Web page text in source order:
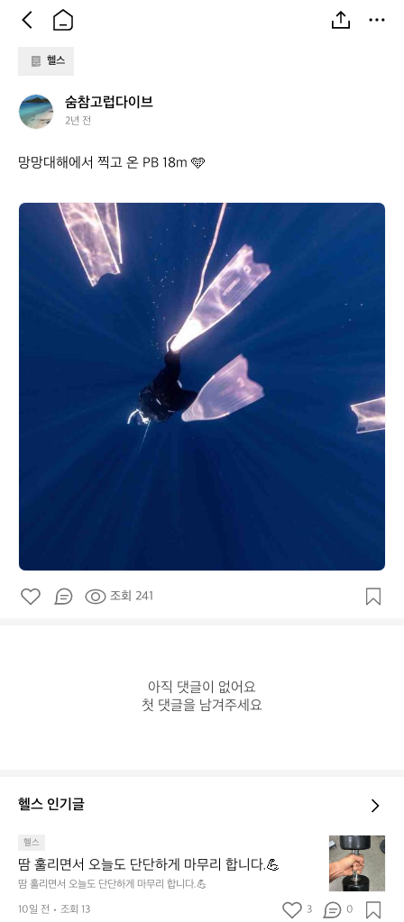
헬스
숨
참
럽
다
브
숨참고럽다이브
2년 전
망망대해에서 찍고 온 PB 18m 🩵
숨
조회 241
아직 댓글이 없어요
첫 댓글을 남겨주세요
헬스 인기글
헬스
땀 훌리면서 오늘도 단단하게 마무리 합니다.💪
땀 훌리면서 오늘도 단단하게 마무리 합니다.💪
땀
훌
리
면
서
10일 전 조회 13 3 0